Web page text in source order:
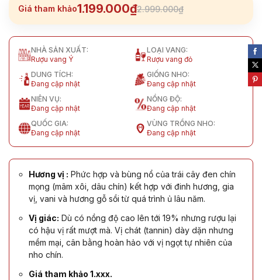
Giá tham khảo1.199.000₫2.999.000₫
NHÀ SẢN XUẤT:
Rượu vang Ý
LOẠI VANG:
Rượu vang đỏ
DUNG TÍCH:
Đang cập nhật
GIỐNG NHO:
Đang cập nhật
NIÊN VỤ:
Đang cập nhật
NỒNG ĐỘ:
Đang cập nhật
QUỐC GIA:
Đang cập nhật
VÙNG TRỒNG NHO:
Đang cập nhật
Hương vị : Phức hợp và bùng nổ của trái cây đen chín
mọng (mâm xôi, dâu chín) kết hợp với đinh hương, gia
vị, vani và hương gỗ sồi từ quá trình ủ lâu năm.
Vị giác: Dù có nồng độ cao lên tới 19% nhưng rượu lại
có hậu vị rất mượt mà. Vị chát (tannin) dày dặn nhưng
mềm mại, cân bằng hoàn hảo với vị ngọt tự nhiên của
nho chín.
Giá tham khảo 1.xxx.